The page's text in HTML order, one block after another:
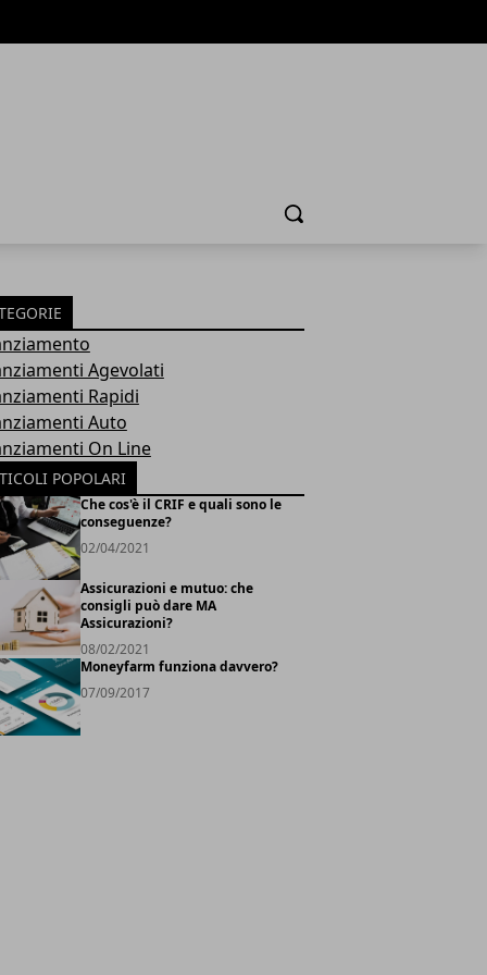
Cerca
Agevolati
Rapidi
Auto
On Line
POPOLARI
Che cos'è il CRIF e quali sono le
conseguenze?
02/04/2021
Assicurazioni e mutuo: che
consigli può dare MA
Assicurazioni?
08/02/2021
Moneyfarm funziona davvero?
07/09/2017